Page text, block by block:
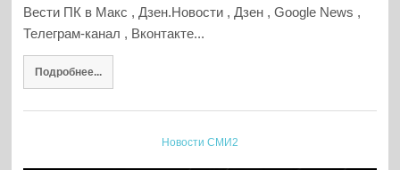
Вести ПК в Макс , Дзен.Новости , Дзен , Google News ,
Телеграм-канал , Вконтакте...
Подробнее...
Новости СМИ2